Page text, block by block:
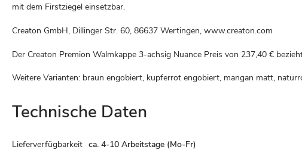
mit dem Firstziegel einsetzbar.
Creaton GmbH, Dillinger Str. 60, 86637 Wertingen, www.creaton.com
Der Creaton Premion Walmkappe 3-achsig Nuance Preis von 237,40 €
Weitere Varianten: braun engobiert, kupferrot engobiert, mangan matt,
Technische Daten
Daten
Lieferverfügbarkeit ca. 4-10 Arbeitstage (Mo-Fr)